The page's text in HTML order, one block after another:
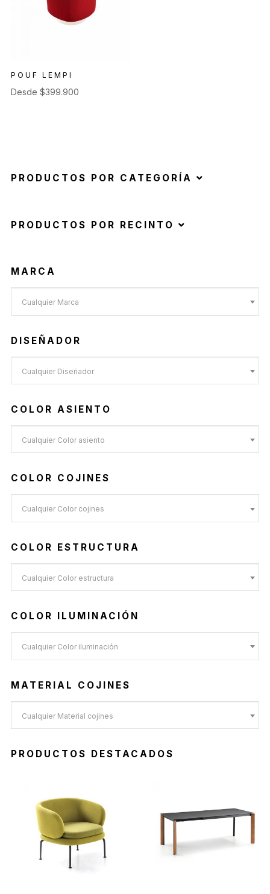
POUF LEMPI
Desde $399.900
PRODUCTOS POR CATEGORÍA
PRODUCTOS POR RECINTO
MARCA
Cualquier Marca
DISEÑADOR
Cualquier Diseñador
COLOR ASIENTO
Cualquier Color asiento
COLOR COJINES
Cualquier Color cojines
COLOR ESTRUCTURA
Cualquier Color estructura
COLOR ILUMINACIÓN
Cualquier Color iluminación
MATERIAL COJINES
Cualquier Material cojines
PRODUCTOS DESTACADOS